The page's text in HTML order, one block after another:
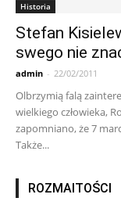
Historia
Stefan
swego nie
admin - 22/02/2011
Olbrzymią falą
wielkiego człowieka,
zapomniano, że 7
Także...
ROZMAITOŚCI